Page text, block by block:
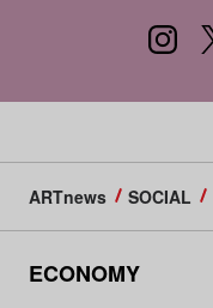
ARTnews SOCIAL
ECONOMY